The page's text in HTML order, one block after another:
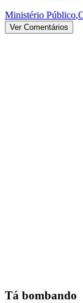
Ministério Público,
Ver Comentários
Tá bombando